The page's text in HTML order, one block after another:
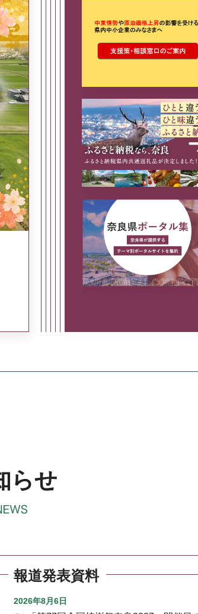
ここから最大3つずつ
だより奈良」
県政策集
らせ
報道発表資料
2026年8月6日